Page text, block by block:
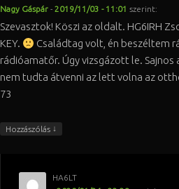
Nagy Gáspár- 2019/11/03 - 11:01 szerint:
Szevasztok! Köszi az oldalt. HG6IRH
KEY.
Családtag volt, én beszéltem
rádióamatőr. Úgy vizsgázott le.
nem tudta átvenni az lett volna az
73
Hozzászólás ↓
HA6LT